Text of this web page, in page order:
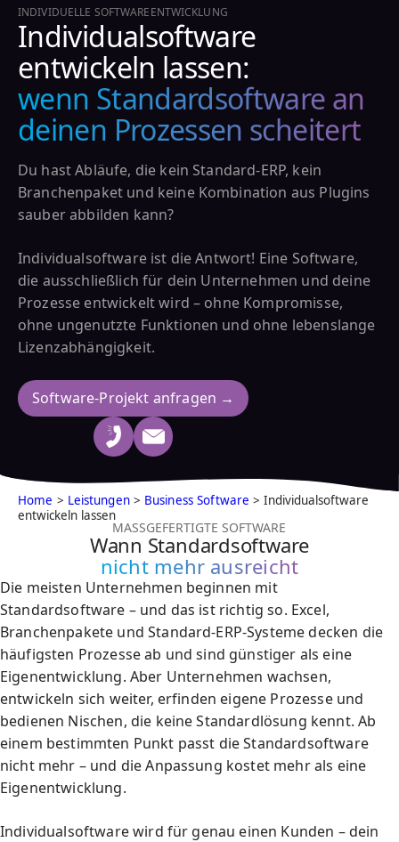
INDIVIDUELLE SOFTWAREENTWICKLUNG
Individualsoftware
entwickeln lassen:
wenn Standardsoftware an
deinen Prozessen scheitert
Du hast Abläufe, die kein Standard-ERP, kein
Branchenpaket und keine Kombination aus Plugins
sauber abbilden kann?
Individualsoftware ist die Antwort! Eine Software,
die ausschließlich für dein Unternehmen und deine
Prozesse entwickelt wird – ohne Kompromisse,
ohne ungenutzte Funktionen und ohne lebenslange
Lizenzabhängigkeit.
Software-Projekt anfragen →
Home > Leistungen> Business Software > Individualsoftware
entwickeln lassen
MASSGEFERTIGTE SOFTWARE
Wann Standardsoftware
nicht mehr ausreicht
Die meisten Unternehmen beginnen mit
Standardsoftware – und das ist richtig so. Excel,
Branchenpakete und Standard-ERP-Systeme decken die
häufigsten Prozesse ab und sind günstiger als eine
Eigenentwicklung. Aber Unternehmen wachsen,
entwickeln sich weiter, erfinden eigene Prozesse und
bedienen Nischen, die keine Standardlösung kennt. Ab
einem bestimmten Punkt passt die Standardsoftware
nicht mehr – und die Anpassung kostet mehr als eine
Eigenentwicklung.
Individualsoftware wird für genau einen Kunden – dein